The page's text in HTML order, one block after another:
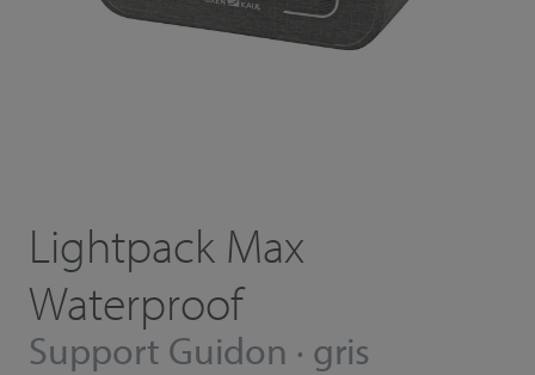
Lightpack Max
Waterproof
Support Guidon · gris